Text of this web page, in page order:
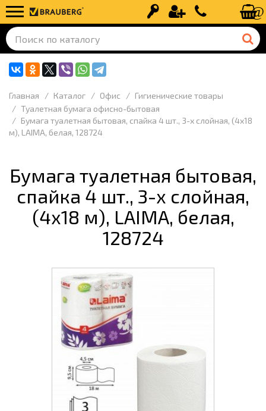
Вход Регистрация+7 (499) 110-
Главная Каталог Офис
Гигиенические товары
Туалетная бумага офисно-бытовая
Бумага туалетная бытовая, спайка 4 шт., 3-х слойная, (4х18
м), LAIMA, белая, 128724
Бумага туалетная бытовая,
спайка 4 шт., 3-х слойная,
(4х18 м), LAIMA, белая,
128724